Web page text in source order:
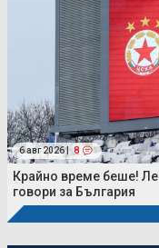
6 авг 2026 | 8
Крайно време беше!
говори за България